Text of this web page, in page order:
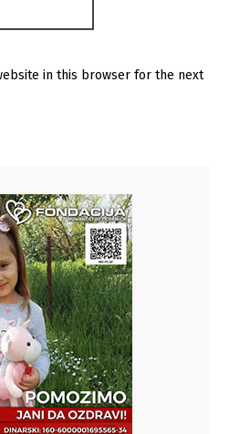
in this browser for the next